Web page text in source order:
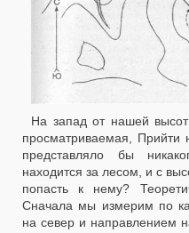
На запад от нашей
просматриваемая,
представляло бы
находится за лесом, и с
попасть к нему?
Сначала мы измерим по
на север и направлением